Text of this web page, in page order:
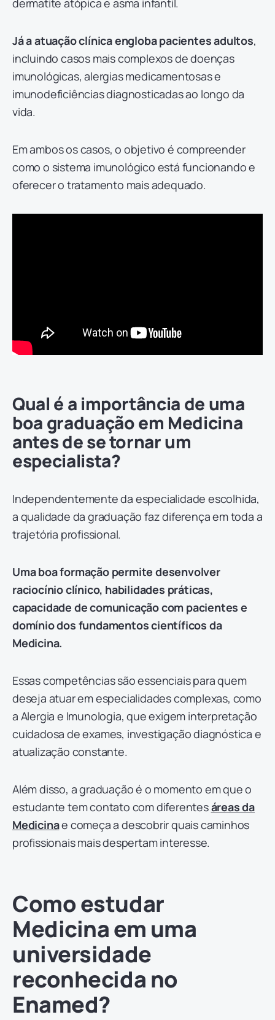
dermatite atópica e asma infantil.
Já a atuação clínica engloba pacientes adultos,
incluindo casos mais complexos de doenças
imunológicas, alergias medicamentosas e
imunodeficiências diagnosticadas ao longo da
vida.
Em ambos os casos, o objetivo é compreender
como o sistema imunológico está funcionando e
oferecer o tratamento mais adequado.
Qual é a importância de uma
boa graduação em Medicina
antes de se tornar um
especialista?
Independentemente da especialidade escolhida,
a qualidade da graduação faz diferença em toda a
trajetória profissional.
Uma boa formação permite desenvolver
raciocínio clínico, habilidades práticas,
capacidade de comunicação com pacientes e
domínio dos fundamentos científicos da
Medicina.
Essas competências são essenciais para quem
deseja atuar em especialidades complexas, como
a Alergia e Imunologia, que exigem interpretação
cuidadosa de exames, investigação diagnóstica e
atualização constante.
Além disso, a graduação é o momento em que o
estudante tem contato com diferentesáreas da
Medicinae começa a descobrir quais caminhos
profissionais mais despertam interesse.
Como estudar
Medicina em uma
universidade
reconhecida no
Enamed?